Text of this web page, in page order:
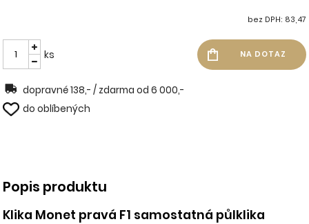
bez DPH: 83,47
ks
dopravné 138,- / zdarma od 6 000,-
do oblíbených
Popis produktu
Klika Monet pravá F1 samostatná půlklika